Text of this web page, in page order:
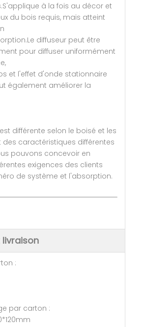
à la fois au décor et
du bois requis, mais atteint
diffuseur peut être
pour diffuser uniformément
et l'effet d'onde stationnaire
également améliorer la
est différente selon le boisé et les
caractéristiques différentes
pouvons concevoir en
exigences des clients
de système et l'absorption.
livraison
par carton :
par carton :